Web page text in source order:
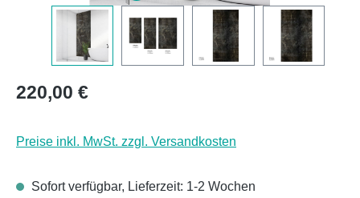
Regulärer Preis:
220,00 €
Preise inkl. MwSt. zzgl. Versandkosten
Sofort verfügbar, Lieferzeit: 1-2 Wochen